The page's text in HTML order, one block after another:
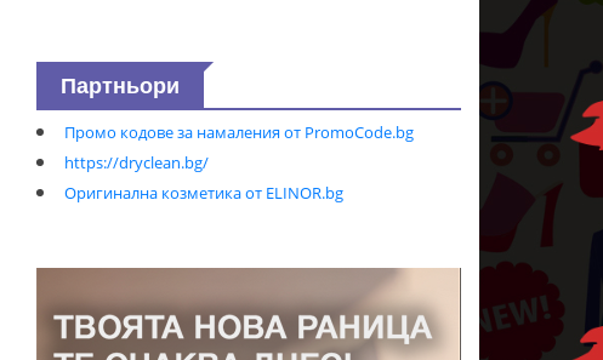
Партньори
Промо кодове за намаления от PromoCode.bg
https://dryclean.bg/
Оригинална козметика от ELINOR.bg